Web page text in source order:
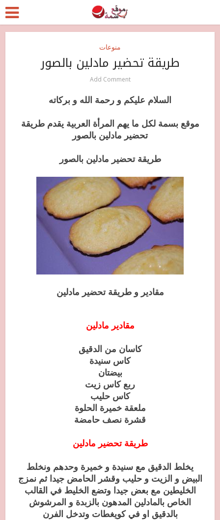
منوعات
طريقة تحضير مادلين بالصور
Add Comment
السلام عليكم و رحمة الله و بركاته
موقع بسمة لكل ما يهم المرأة العربية يقدم طريقة
تحضير مادلين بالصور
طريقة تحضير مادلين بالصور
مقادير و طريقة تحضير مادلين
مقادير مادلين
كاسان من الدقيق
كاس سنيدة
بيضتان
ربع كاس زيت
كاس حليب
ملعقة خميرة الحلوة
قشرة نصف حامضة
طريقة تحضير مادلين
يخلط الدقيق مع سنيدة و خميرة وحدهم ونخلط
البيض و الزيت و حليب وقشر الحامض جيدا ثم نمزج
الخليطين مع بعض جيدا وتضع الخليط في القالب
الخاص بالمادلين المدهون بالزبدة و المرشوش
بالدقيق او في كويغطات وتدخل الفرن